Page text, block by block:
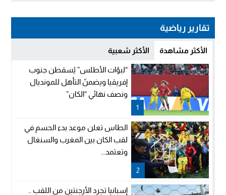
تقارير رياضية
الأكثر مشاهدة الأكثر شعبية
1
“لبؤات الأطلس” يُسقطن جنوب
إفريقيا ويضمنّ التأهل للمونديال
ونصف نهائي “الكان”
2
الطاس تعلن موعد بدء الحسم في
لقب الكان بين المغرب والسنغال
وتعتمد...
إسبانيا تجرد الأرجنتين من اللقب ..